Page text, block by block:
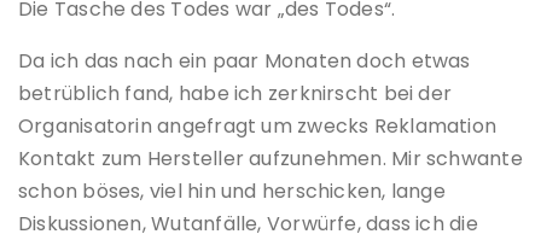
Die Tasche des Todes war „des Todes“.
Da ich das nach ein paar Monaten doch etwas
betrüblich fand, habe ich zerknirscht bei der
Organisatorin angefragt um zwecks Reklamation
Kontakt zum Hersteller aufzunehmen. Mir schwante
schon böses, viel hin und herschicken, lange
Diskussionen, Wutanfälle, Vorwürfe, dass ich die